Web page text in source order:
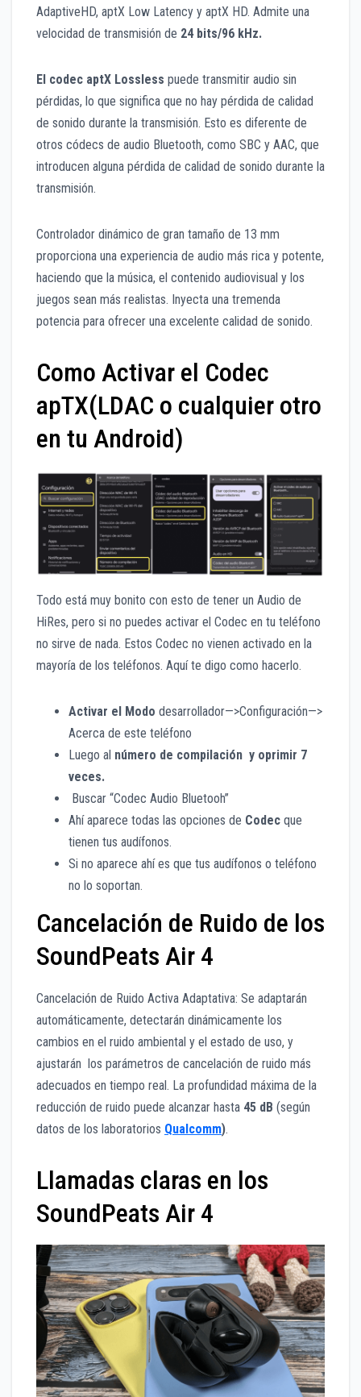
AdaptiveHD, aptX Low Latency y aptX HD. Admite una
velocidad de transmisión de 24 bits/96 kHz.
El codec aptX Lossless puede transmitir audio sin
pérdidas, lo que significa que no hay pérdida de calidad
de sonido durante la transmisión. Esto es diferente de
otros códecs de audio Bluetooth, como SBC y AAC, que
introducen alguna pérdida de calidad de sonido durante la
transmisión.
Controlador dinámico de gran tamaño de 13 mm
proporciona una experiencia de audio más rica y potente,
haciendo que la música, el contenido audiovisual y los
juegos sean más realistas. Inyecta una tremenda
potencia para ofrecer una excelente calidad de sonido.
Como Activar el Codec
apTX(LDAC o cualquier otro
en tu Android)
Todo está muy bonito con esto de tener un Audio de
HiRes, pero si no puedes activar el Codec en tu teléfono
no sirve de nada. Estos Codec no vienen activado en la
mayoría de los teléfonos. Aquí te digo como hacerlo.
Activar el Modo desarrollador—>Configuración—>
Acerca de este teléfono
Luego al número de compilación y oprimir 7
veces.
Buscar “Codec Audio Bluetooh”
Ahí aparece todas las opciones de Codec que
tienen tus audífonos.
Si no aparece ahí es que tus audífonos o teléfono
no lo soportan.
Cancelación de Ruido de los
SoundPeats Air 4
Cancelación de Ruido Activa Adaptativa: Se adaptarán
automáticamente, detectarán dinámicamente los
cambios en el ruido ambiental y el estado de uso, y
ajustarán los parámetros de cancelación de ruido más
adecuados en tiempo real. La profundidad máxima de la
reducción de ruido puede alcanzar hasta 45 dB (según
datos de los laboratorios Qualcomm).
Llamadas claras en los
SoundPeats Air 4